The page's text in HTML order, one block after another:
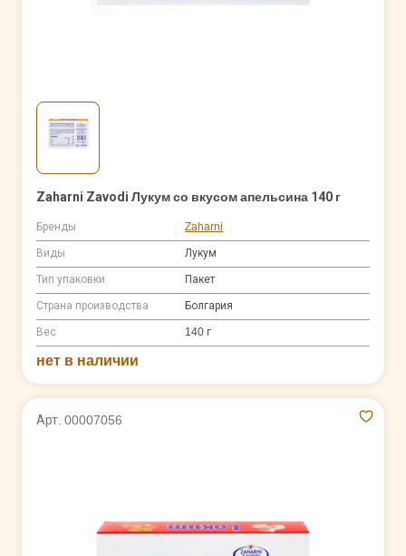
Zaharni Zavodi Лукум со вкусом апельсина 140 г
Бренды Zaharni
Виды Лукум
Тип упаковки Пакет
Страна производства Болгария
Вес 140 г
нет в наличии
Арт. 00007056